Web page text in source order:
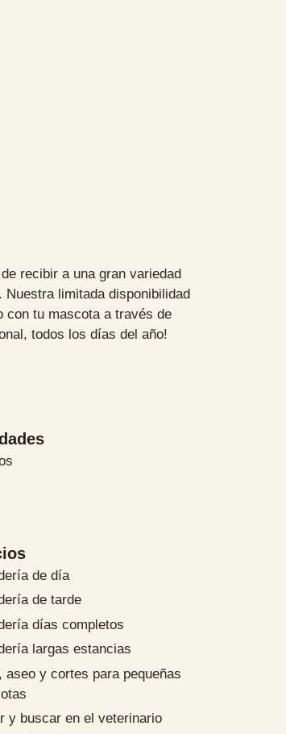
recibir a una gran variedad
limitada disponibilidad
con tu mascota a través de
todos los días del año!
de día
de tarde
días completos
largas estancias
aseo y cortes para pequeñas
y buscar en el veterinario